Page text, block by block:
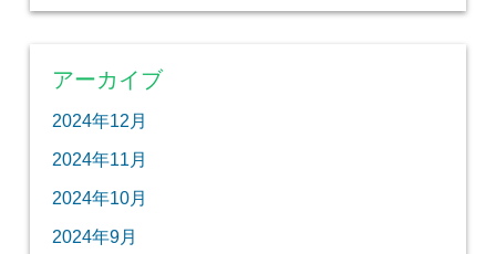
アーカイブ
2024年12月
2024年11月
2024年10月
2024年9月